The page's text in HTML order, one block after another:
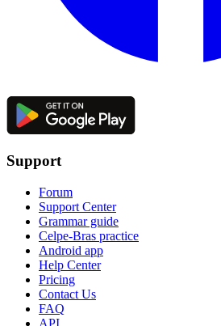
Support
Forum
Support Center
Grammar guide
Celpe-Bras practice
Android app
Help Center
Pricing
Contact Us
FAQ
API